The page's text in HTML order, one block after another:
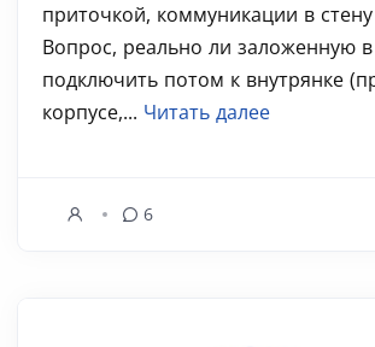
приточкой, коммуникации в
Вопрос, реально ли заложенную в
подключить потом к внутрянке
корпусе,... Читать далее
6